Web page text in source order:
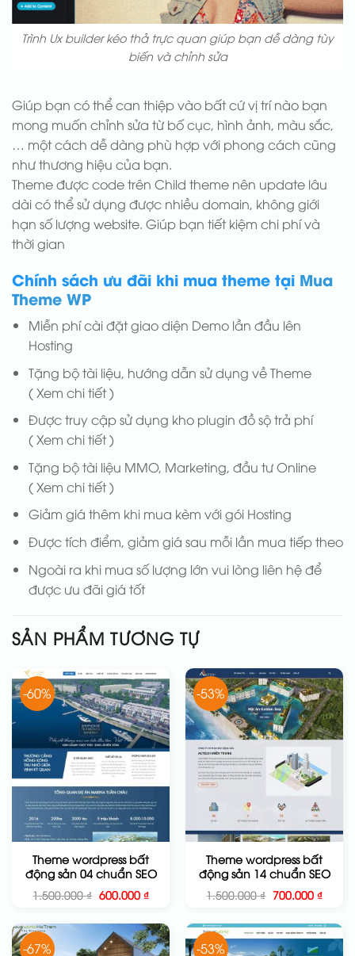
Trình Ux builder kéo thả trực quan giúp bạn dễ dàng tùy
biến và chỉnh sửa
Giúp bạn có thể can thiệp vào bất cứ vị trí nào bạn
mong muốn chỉnh sửa từ bố cục, hình ảnh, màu sắc,
… một cách dễ dàng phù hợp với phong cách cũng
như thương hiệu của bạn.
Theme được code trên Child theme nên update lâu
dài có thể sử dụng được nhiều domain, không giới
hạn số lượng website. Giúp bạn tiết kiệm chi phí và
thời gian
Chính sách ưu đãi khi mua theme tại Mua
Theme WP
Miễn phí cài đặt giao diện Demo lần đầu lên
Hosting
Tặng bộ tài liệu, hướng dẫn sử dụng về Theme
( Xem chi tiết )
Được truy cập sử dụng kho plugin đồ sộ trả phí
( Xem chi tiết )
Tặng bộ tài liệu MMO, Marketing, đầu tư Online
( Xem chi tiết )
Giảm giá thêm khi mua kèm với gói Hosting
Được tích điểm, giảm giá sau mỗi lần mua tiếp theo
Ngoài ra khi mua số lượng lớn vui lòng liên hệ để
được ưu đãi giá tốt
SẢN PHẨM TƯƠNG TỰ
-60%
Theme wordpress bất
động sản 04 chuẩn SEO
1.500.000₫ Giá
gốc
1.500.000 ₫.
600.000 ₫Giá
là:
600.000 ₫.
-53%
Theme wordpress bất
động sản 14 chuẩn SEO
1.500.000₫ Giá
gốc
1.500.000 ₫.
700.000 ₫Giá
là:
-67% -53%